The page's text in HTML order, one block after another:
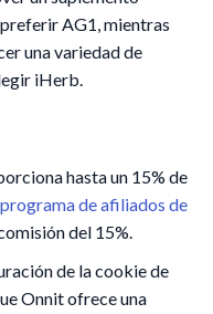
AG1, mientras
una variedad de
iHerb.
hasta un 15% de
programa de afiliados de
del 15%.
de la cookie de
Onnit ofrece una